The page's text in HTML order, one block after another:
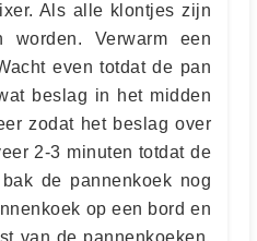
Als alle klontjes zijn
worden. Verwarm een
even totdat de pan
beslag in het midden
zodat het beslag over
2-3 minuten totdat de
de pannenkoek nog
op een bord en
van de pannenkoeken.